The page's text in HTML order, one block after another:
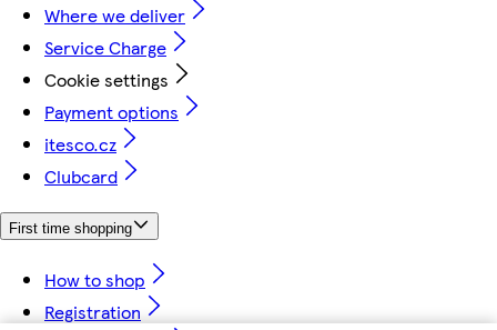
Where we deliver
Service Charge
Cookie settings
Payment options
itesco.cz
Clubcard
First time shopping
How to shop
Registration